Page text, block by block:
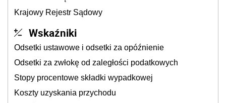
Krajowy Rejestr Sądowy
Wskaźniki
Odsetki ustawowe i odsetki za opóźnienie
Odsetki za zwłokę od zaległości podatkowych
Stopy procentowe składki wypadkowej
Koszty uzyskania przychodu